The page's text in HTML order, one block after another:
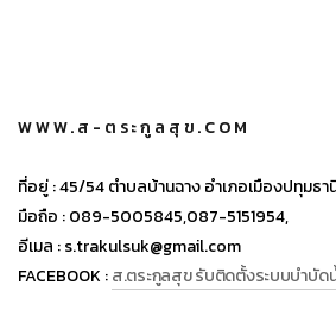
WWW.ส-ตระกูลสุข.COM
ที่อยู่ :45/54 ตำบลบ้านฉาง อำเภอเมืองปทุมธ
มือถือ :089-5005845,087-
อีเมล :s.trakulsuk@gmail.com
FACEBOOK :ส.ตระกูลสุข รับติดตั้งระบบบำบัด